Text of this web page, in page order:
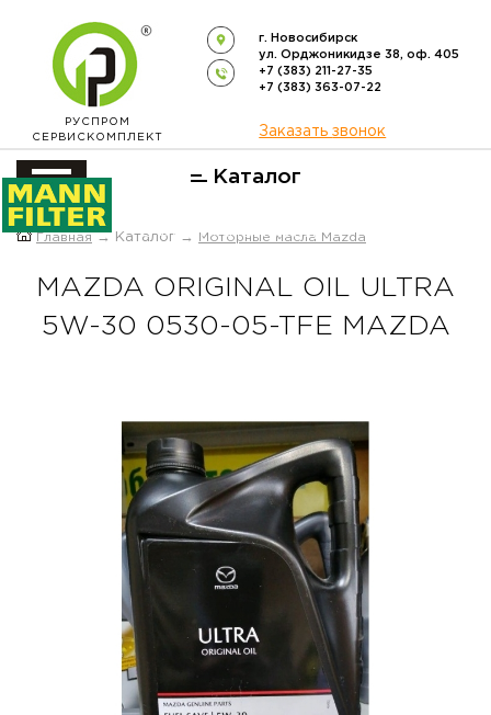
РУСПРОМ
СЕРВИСКОМПЛЕКТ
г. Новосибирск
ул. Орджоникидзе 38, оф. 405
+7 (383) 211-27-35
+7 (383) 363-07-22
Заказать звонок
Каталог
ОФИЦИАЛЬНЫЙ ДИСТРИБЬЮТОР
Главная → Каталог → Моторные масла Mazda
MAZDA ORIGINAL OIL ULTRA
5W-30 0530-05-TFE MAZDA